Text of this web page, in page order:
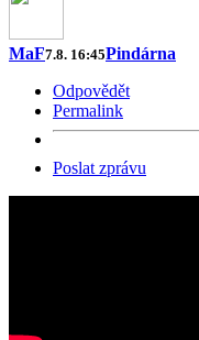
MaF7.8. 16:45Pindárna
Odpovědět
Permalink
Poslat zprávu